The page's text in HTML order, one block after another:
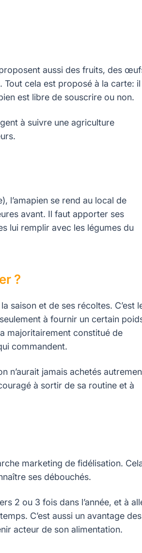
aussi des fruits, des
cela est proposé à la carte:
est libre de souscrire ou non.
à suivre une agriculture
l’amapien se rend au local de
avant. Il faut apporter ses
lui remplir avec les légumes du
?
saison et de ses récoltes. C’est
à fournir un certain
majoritairement constitué de
commandent.
n’aurait jamais achetés
à sortir de sa routine et à
marketing de fidélisation.
ses débouchés.
2 ou 3 fois dans l’année, et à
C’est aussi un avantage des
acteur de son alimentation.